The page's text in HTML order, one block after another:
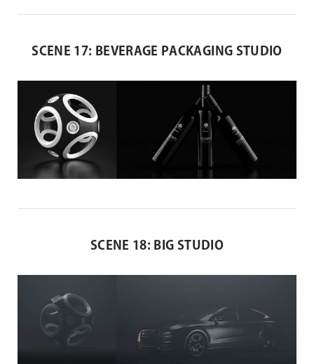
SCENE 17: BEVERAGE PACKAGING STUDIO
SCENE 18: BIG STUDIO